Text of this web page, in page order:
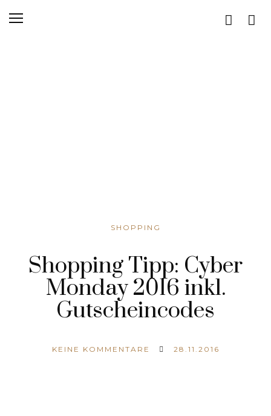
SHOPPING
Shopping Tipp: Cyber
Monday 2016 inkl.
Gutscheincodes
KEINE KOMMENTARE 28.11.2016